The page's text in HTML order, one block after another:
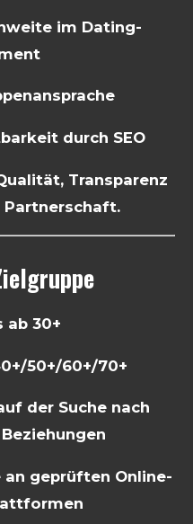
im Dating-
durch SEO
Transparenz
Partnerschaft.
ab 30+
50+/60+/70+
der Suche nach
geprüften Online-